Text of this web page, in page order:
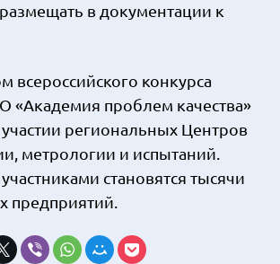
в документации к
всероссийского конкурса
«Академия проблем качества»
региональных Центров
метрологии и испытаний.
становятся тысячи
предприятий.